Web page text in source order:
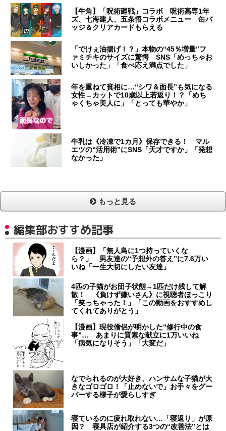
【牛角】「呪術廻戦」コラボ 呪術高専1年
ズ、七海建人、五条悟コラボメニュー 缶バ
ッジ＆クリアカードもらえる
「でけぇ油揚げ！？」本物の“45％増量”フ
ァミチキのサイズに驚愕 SNS「めっちゃお
いしかった」「食べ応え満点でした」
年を重ねて貧相に…“シワ＆面長”も気になる
女性→カットで10歳以上若返り！？「めち
ゃくちゃ美人に」「とっても華やか」
牛乳は《冷凍で1カ月》保存できる！ マル
エツの“活用術”にSNS「天才ですか」「発想
なかった」
もっと見る
編集部おすすめ記事
【漫画】「無人島に1つ持っていくな
ら？」 男友達の“予想外の答え”に7.6万い
いね「一生大切にしたい友達」
4匹の子猫がお団子状態→1匹だけ残して解
散！ 《負けず嫌いさん》に視聴者ほっこり
「笑っちゃった！」「この動画をおすすめし
てくれてありがとう」
【漫画】現役僧侶が明かした“修行中の食
事”… あまりに質素な献立に1万いいね
「病気になりそう」「大変だ」
なでられるのが大好き、ハンサムな子猫が大
きなゴロゴロ！「止めないで」お手々をグー
パーする様子が愛らしすぎ
寝ているのに疲れ取れない…「寝返り」が原
因？ 寝具店が紹介する3つの“改善法”とは